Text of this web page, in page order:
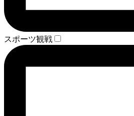
スポーツ観戦